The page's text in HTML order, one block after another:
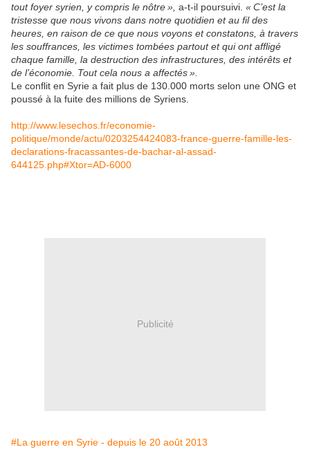
tout foyer syrien, y compris le nôtre », a-t-il poursuivi. « C’est la
tristesse que nous vivons dans notre quotidien et au fil des
heures, en raison de ce que nous voyons et constatons, à travers
les souffrances, les victimes tombées partout et qui ont affligé
chaque famille, la destruction des infrastructures, des intérêts et
de l’économie. Tout cela nous a affectés ».
Le conflit en Syrie a fait plus de 130.000 morts selon une ONG et
poussé à la fuite des millions de Syriens.
http://www.lesechos.fr/economie-
politique/monde/actu/0203254424083-france-guerre-famille-les-
declarations-fracassantes-de-bachar-al-assad-
644125.php#Xtor=AD-6000
Publicité
#La guerre en Syrie - depuis le 20 août 2013